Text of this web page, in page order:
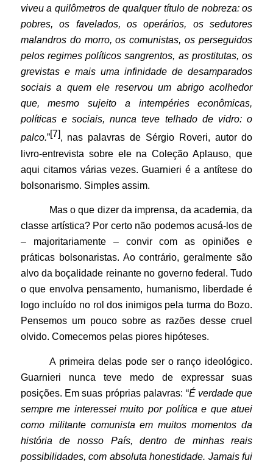
viveu a quilômetros de qualquer título de nobreza: os
pobres, os favelados, os operários, os sedutores
malandros do morro, os comunistas, os perseguidos
pelos regimes políticos sangrentos, as prostitutas, os
grevistas e mais uma infinidade de desamparados
sociais a quem ele reservou um abrigo acolhedor
que, mesmo sujeito a intempéries econômicas,
políticas e sociais, nunca teve telhado de vidro: o
palco.”[7], nas palavras de Sérgio Roveri, autor do
livro-entrevista sobre ele na Coleção Aplauso, que
aqui citamos várias vezes. Guarnieri é a antítese do
bolsonarismo. Simples assim.
Mas o que dizer da imprensa, da academia, da
classe artística? Por certo não podemos acusá-los de
– majoritariamente – convir com as opiniões e
práticas bolsonaristas. Ao contrário, geralmente são
alvo da boçalidade reinante no governo federal. Tudo
o que envolva pensamento, humanismo, liberdade é
logo incluído no rol dos inimigos pela turma do Bozo.
Pensemos um pouco sobre as razões desse cruel
olvido. Comecemos pelas piores hipóteses.
A primeira delas pode ser o ranço ideológico.
Guarnieri nunca teve medo de expressar suas
posições. Em suas próprias palavras: “É verdade que
sempre me interessei muito por política e que atuei
como militante comunista em muitos momentos da
história de nosso País, dentro de minhas reais
possibilidades, com absoluta honestidade. Jamais fui